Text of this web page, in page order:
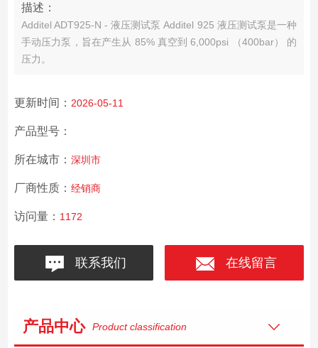
描述：
Additel ADT925-N - 液压测试泵 Additel 925 液压测试泵是一种
手动压力泵，旨在产生从 85% 真空到 6,000psi （400bar） 的
压力。
更新时间： 2026-05-11
产品型号：
所在城市： 深圳市
厂商性质： 经销商
访问量： 1172
联系我们 在线留言
产品中心 Product classification